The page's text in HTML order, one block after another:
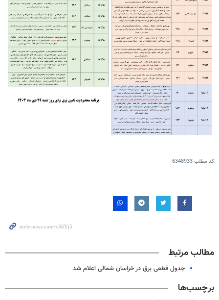
کد مطلب6348933
مطالب مرتبط
جدول قطعی برق در خراسان شمالی اعلام شد
برچسب‌ها